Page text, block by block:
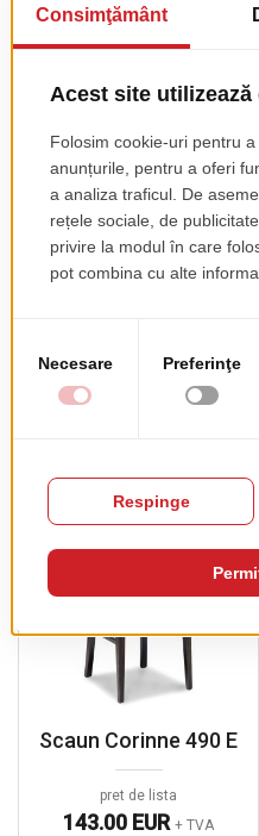
146.00 EUR + TVA
Scaun Corinne 490 E
pret de lista
143.00 EUR + TVA